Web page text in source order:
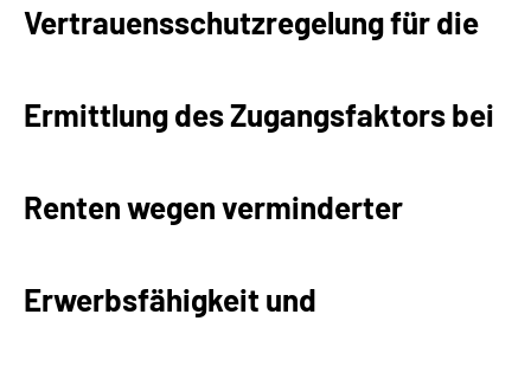
Beratung & Kontakt
Experten
Suche
Vertrauensschutzregelung für die
Ermittlung des Zugangsfaktors bei
Renten wegen verminderter
Erwerbsfähigkeit und